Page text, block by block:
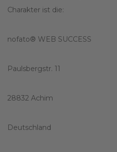
Charakter ist die:
nofato® WEB SUCCESS
Paulsbergstr. 11
28832 Achim
Deutschland